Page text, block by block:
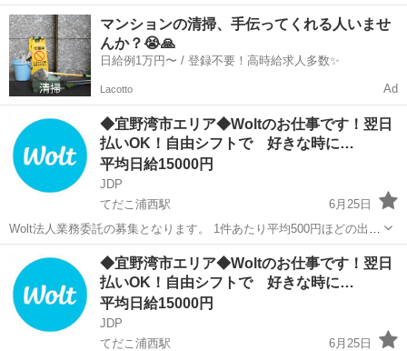
出来高報酬制となります。 お届け範囲が片道10分程度のデリバリーば
かりです。 短時間でたくさんの件数を配達したい方にも、近所で気軽
に配...
沖縄 中頭郡 てだこ浦西駅 配送 出前館
マンションの清掃、手伝ってくれる人いませ
んか？😭🙏
日給例1万円〜 / 登録不要！高時給求人多数✨
Lacotto Ad
◆宜野湾市エリア◆Woltのお仕事です！翌日
払いOK！自由シフトで 好きな時に…
平均日給15000円
JDP
てだこ浦西駅
6月25日
Wolt法人業務委託の募集となります。 1件あたり平均500円ほどの出来
高報酬制となります。 お届け範囲が片道10分程度のデリバリーばかり
です。 短時間でたくさんの件数を配達したい方にも、近所で気軽に
配...
宜野湾市 てだこ浦西駅 貨物
◆宜野湾市エリア◆Woltのお仕事です！翌日
払いOK！自由シフトで 好きな時に…
平均日給15000円
JDP
てだこ浦西駅
6月25日